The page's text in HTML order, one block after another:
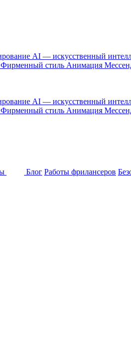
AI — искусственный
Фирменный стиль Анимация
AI — искусственный
Фирменный стиль Анимация
Блог Работы фрилансеров